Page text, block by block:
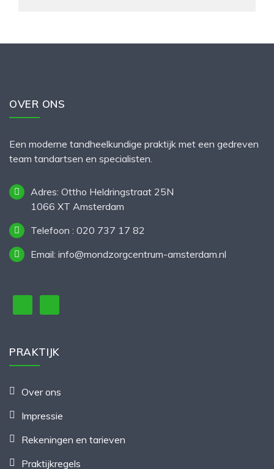
OVER ONS
Een moderne tandheelkundige praktijk met een gedreven
team tandartsen en specialisten.
Adres: Ottho Heldringstraat 25N
1066 XT Amsterdam
Telefoon : 020 737 17 82
Email: info@mondzorgcentrum-amsterdam.nl
PRAKTIJK
Over ons
Impressie
Rekeningen en tarieven
Praktijkregels